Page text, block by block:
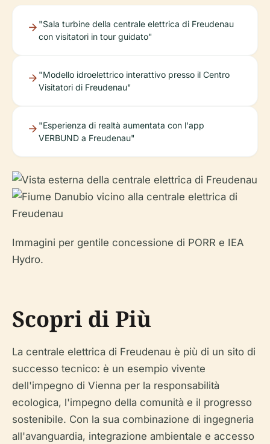
"Sala turbine della centrale elettrica di Freudenau
con visitatori in tour guidato"
"Modello idroelettrico interattivo presso il Centro
Visitatori di Freudenau"
"Esperienza di realtà aumentata con l'app
VERBUND a Freudenau"
Immagini per gentile concessione di PORR e IEA
Hydro.
Scopri di Più
La centrale elettrica di Freudenau è più di un sito di
successo tecnico: è un esempio vivente
dell'impegno di Vienna per la responsabilità
ecologica, l'impegno della comunità e il progresso
sostenibile. Con la sua combinazione di ingegneria
all'avanguardia, integrazione ambientale e accesso